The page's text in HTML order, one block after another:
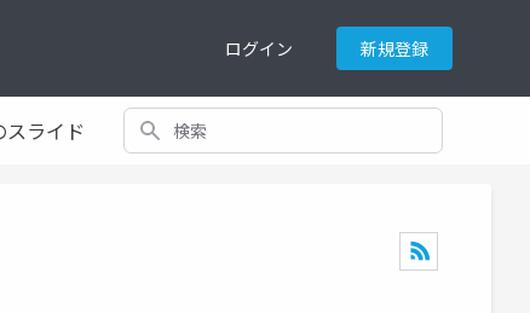
ログイン 新規登録
スライド 検索